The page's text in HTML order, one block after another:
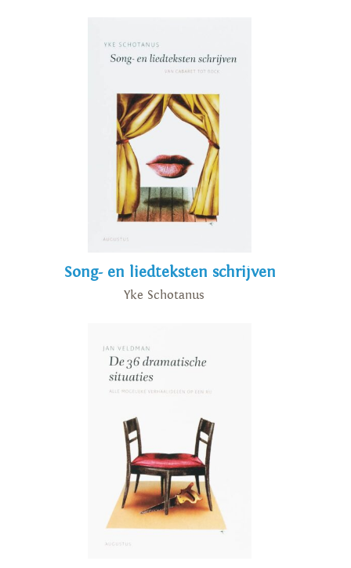
Song- en liedteksten schrijven
Yke Schotanus